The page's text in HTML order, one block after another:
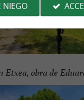
Etxea, obra de
NIEGO